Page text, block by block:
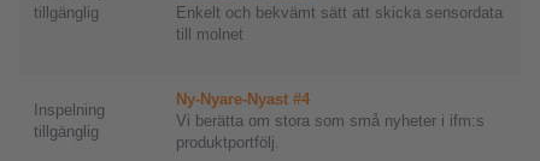
tillgänglig
Enkelt och bekvämt sätt att skicka sensordata
till molnet
Inspelning
tillgänglig
Ny-Nyare-Nyast #4
Vi berätta om stora som små nyheter i ifm:s
produktportfölj.